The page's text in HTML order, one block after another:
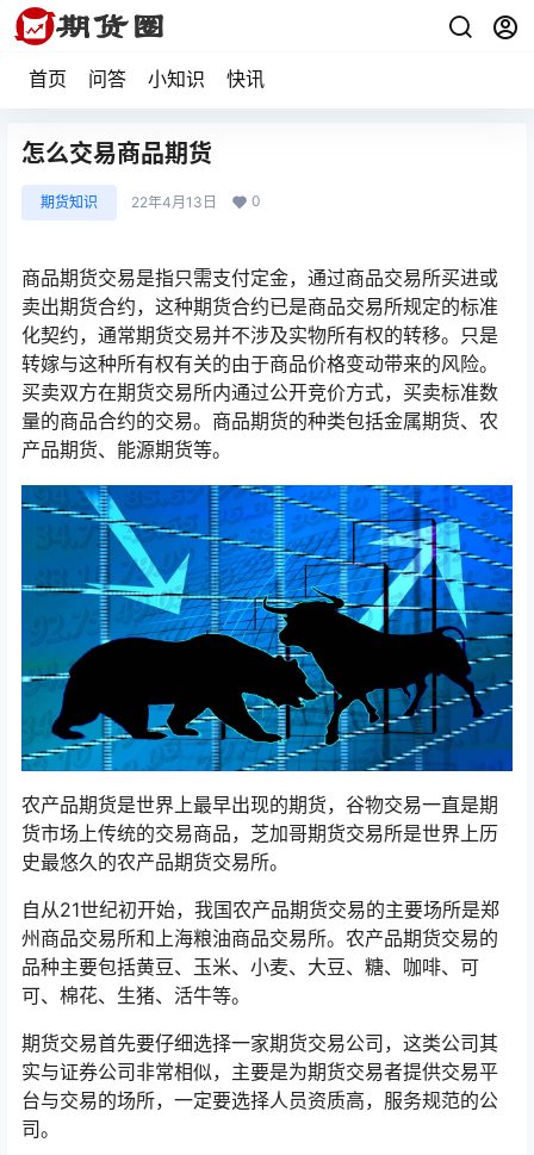
首页 问答 小知识 快讯
怎么交易商品期货
期货知识 22年4月13日 0
商品期货交易是指只需支付定金，通过商品交易所买进或
卖出期货合约，这种期货合约已是商品交易所规定的标准
化契约，通常期货交易并不涉及实物所有权的转移。只是
转嫁与这种所有权有关的由于商品价格变动带来的风险。
买卖双方在期货交易所内通过公开竞价方式，买卖标准数
量的商品合约的交易。商品期货的种类包括金属期货、农
产品期货、能源期货等。
农产品期货是世界上最早出现的期货，谷物交易一直是期
货市场上传统的交易商品，芝加哥期货交易所是世界上历
史最悠久的农产品期货交易所。
自从21世纪初开始，我国农产品期货交易的主要场所是郑
州商品交易所和上海粮油商品交易所。农产品期货交易的
品种主要包括黄豆、玉米、小麦、大豆、糖、咖啡、可
可、棉花、生猪、活牛等。
期货交易首先要仔细选择一家期货交易公司，这类公司其
实与证券公司非常相似，主要是为期货交易者提供交易平
台与交易的场所，一定要选择人员资质高，服务规范的公
司。